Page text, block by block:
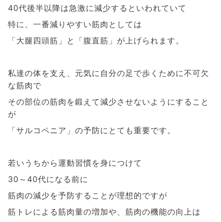
40代後半以降は急激に減少するといわれていて
特に、一番減りやすい筋肉としては
「大腿四頭筋」と「腹直筋」が上げられます。
私達の体を支え、元気に自分の足で歩くために不可欠
な筋肉で
その部位の筋肉を鍛えて減少させないようにすること
が
「サルコペニア」の予防にとても重要です。
若いうちから運動習慣を身につけて
30～40代になる前に
筋肉の減少を予防することが理想的ですが
筋トレによる筋肉量の増加や、筋肉の機能の向上は